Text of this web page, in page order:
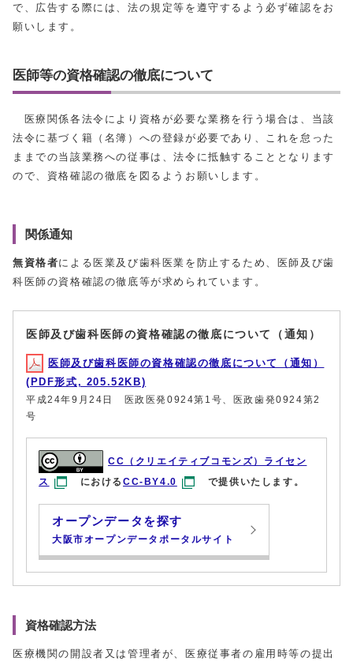
で、広告する際には、法の規定等を遵守するよう必ず確認をお
願いします。
医師等の資格確認の徹底について
医療関係各法令により資格が必要な業務を行う場合は、当該
法令に基づく籍（名簿）への登録が必要であり、これを怠った
ままでの当該業務への従事は、法令に抵触することとなります
ので、資格確認の徹底を図るようお願いします。
関係通知
無資格者による医業及び歯科医業を防止するため、医師及び歯
科医師の資格確認の徹底等が求められています。
医師及び歯科医師の資格確認の徹底について（通知）
医師及び歯科医師の資格確認の徹底について（通知）
(PDF形式, 205.52KB)
平成24年9月24日 医政医発0924第1号、医政歯発0924第2
号
CC（クリエイティブコモンズ）ライセン
ス
におけるCC-BY4.0 で提供いたします。
オープンデータを探す
大阪市オープンデータポータルサイト
資格確認方法
医療機関の開設者又は管理者が、医療従事者の雇用時等の提出